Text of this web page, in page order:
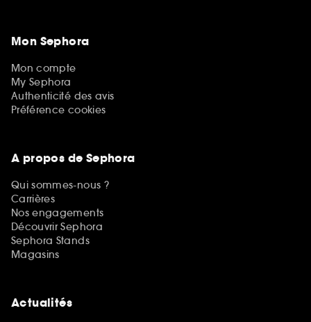
Mon Sephora
Mon compte
My Sephora
Authenticité des avis
Préférence cookies
A propos de Sephora
Qui sommes-nous ?
Carrières
Nos engagements
Découvrir Sephora
Sephora Stands
Magasins
Actualités